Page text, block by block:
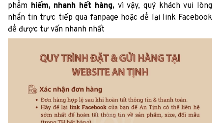
phẩm hiếm, nhanh hết hàng,vì vậy, quý khách vui lòng
nhắn tin trực tiếp qua fanpage hoặc để lại link Facebook
để được tư vấn nhanh nhất